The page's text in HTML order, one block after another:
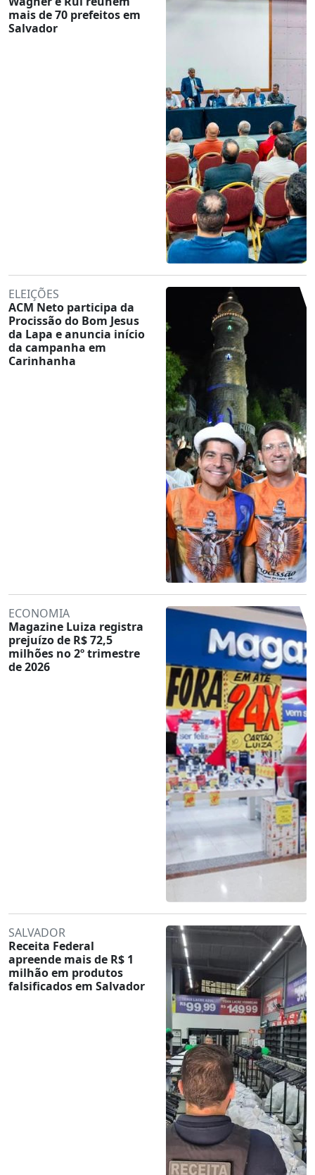
mais de 70 prefeitos em
Salvador
ELEIÇÕES
ACM Neto participa da
Procissão do Bom Jesus
da Lapa e anuncia início
da campanha em
Carinhanha
ECONOMIA
Magazine Luiza registra
prejuízo de R$ 72,5
milhões no 2º trimestre
de 2026
SALVADOR
Receita Federal
apreende mais de R$ 1
milhão em produtos
falsificados em Salvador